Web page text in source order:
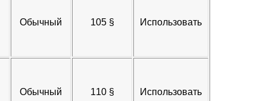
Обычный 105 §​ Использовать
Обычный 110 §​ Использовать